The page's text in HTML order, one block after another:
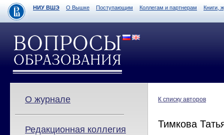
НИУ ВШЭ О Вышке Поступающим Коллегам и партнерам Книги,
О журнале
Редакционная коллегия
К списку авторов
Тимкова